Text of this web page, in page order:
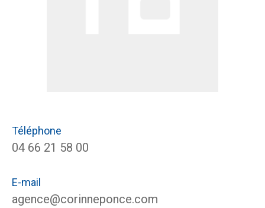
Téléphone
04 66 21 58 00
E-mail
agence@corinneponce.com